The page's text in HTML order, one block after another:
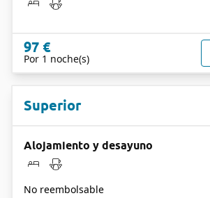
97 €
Por 1 noche(s)
Superior
Alojamiento y desayuno
No reembolsable